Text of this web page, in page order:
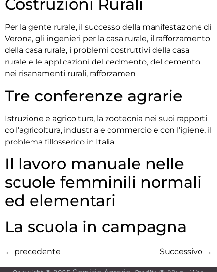
Costruzioni Rurali
Per la gente rurale, il successo della manifestazione di
Verona, gli ingenieri per la casa rurale, il rafforzamento
della casa rurale, i problemi costruttivi della casa
rurale e le applicazioni del cedmento, del cemento
nei risanamenti rurali, rafforzamen
Tre conferenze agrarie
Istruzione e agricoltura, la zootecnia nei suoi rapporti
coll’agricoltura, industria e commercio e con l’igiene, il
problema fillosserico in Italia.
Il lavoro manuale nelle
scuole femminili normali
ed elementari
La scuola in campagna
← precedente Successivo →